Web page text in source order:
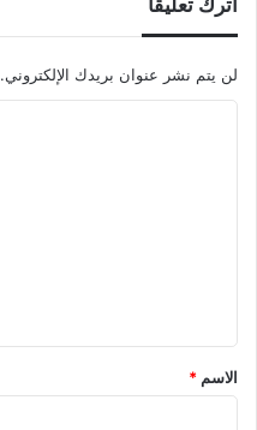
اترك تعليقاً
لن يتم نشر عنوان بريدك الإلكتروني.
*
الاسم *